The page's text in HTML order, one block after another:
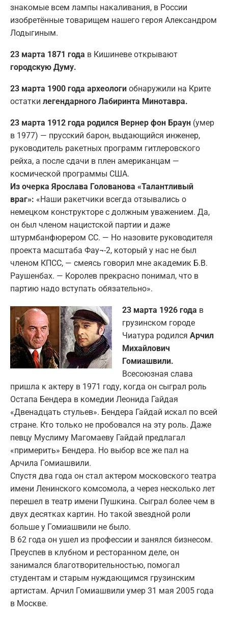
знакомые всем лампы накаливания, в России
изобретённые товарищем нашего героя Александром
Лодыгиным.
23 марта 1871 года в Кишиневе открывают
городскую Думу.
23 марта 1900 года археологи обнаружили на Крите
остатки легендарного Лабиринта Минотавра.
23 марта 1912 года родился Вернер фон Браун (умер
в 1977) — прусский барон, выдающийся инженер,
руководитель ракетных программ гитлеровского
рейха, а после сдачи в плен американцам —
космической программы США.
Из очерка Ярослава Голованова «Талантливый
враг»: «Наши ракетчики всегда отзывались о
немецком конструкторе с должным уважением. Да,
он был членом нацистской партии и даже
штурмбанфюрером СС. — Но назовите руководителя
проекта масштаба Фау¬-2, который у нас не был
членом КПСС, — смеясь говорил мне академик Б.В.
Раушенбах. — Королев прекрасно понимал, что в
партию надо вступать обязательно».
23 марта 1926 года в
грузинском городе
Чиатура родился Арчил
Михайлович
Гомиашвили.
Всесоюзная слава
пришла к актеру в 1971 году, когда он сыграл роль
Остапа Бендера в комедии Леонида Гайдая
«Двенадцать стульев». Бендера Гайдай искал по всей
стране. Кто только не пробовался на эту роль. Даже
певцу Муслиму Магомаеву Гайдай предлагал
«примерить» Бендера. Но выбор все же пал на
Арчила Гомиашвили.
Спустя два года он стал актером московского театра
имени Ленинского комсомола, а через несколько лет
перешел в театр имени Пушкина. Сыграл более чем в
двух десятках картин. Но такой звездной роли
больше у Гомиашвили не было.
В 62 года он ушел из профессии и занялся бизнесом.
Преуспев в клубном и ресторанном деле, он
занимался благотворительностью, помогал
студентам и старым нуждающимся грузинским
артистам. Арчил Гомиашвили умер 31 мая 2005 года
в Москве.